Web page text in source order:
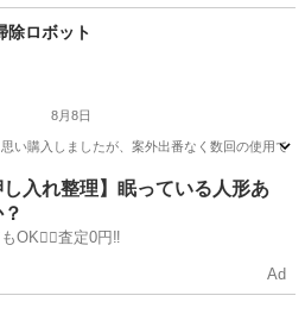
季節、空調家電
除ロボット
8月8日
い購入しましたが、案外出番なく数回の使用で
生活家電 コース
し入れ整理】眠っている人形あ
OK🙆‍♀️査定0円‼️
Ad